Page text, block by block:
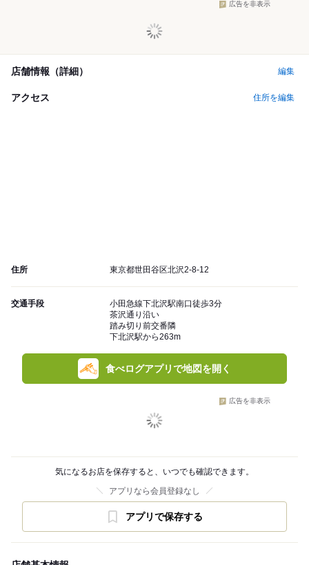
広告を非表示
店舗情報（詳細） 編集
アクセス 住所を編集
住所 東京都世田谷区北沢2-8-12
交通手段
小田急線下北沢駅南口徒歩3分
茶沢通り沿い
踏み切り前交番隣
下北沢駅から263m
食べログアプリで地図を開く
広告を非表示
気になるお店を保存すると、いつでも確認できます。
アプリなら会員登録なし
アプリで保存する